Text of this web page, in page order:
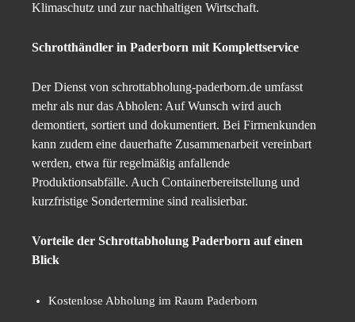
Klimaschutz und zur nachhaltigen Wirtschaft.
Schrotthändler in Paderborn mit Komplettservice
Der Dienst von schrottabholung-paderborn.de umfasst
mehr als nur das Abholen: Auf Wunsch wird auch
demontiert, sortiert und dokumentiert. Bei Firmenkunden
kann zudem eine dauerhafte Zusammenarbeit vereinbart
werden, etwa für regelmäßig anfallende
Produktionsabfälle. Auch Containerbereitstellung und
kurzfristige Sondertermine sind realisierbar.
Vorteile der Schrottabholung Paderborn auf einen
Blick
Kostenlose Abholung im Raum Paderborn